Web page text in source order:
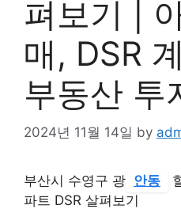
펴보기 |
매, DSR
부동산 투
2024년 11월 14일 by
부산시 수영구 광 안동
파트 DSR 살펴보기